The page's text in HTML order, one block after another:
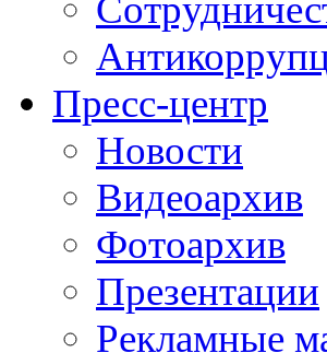
Пресс-центр
Новости
Видеоархив
Фотоархив
Презентации
Рекламные